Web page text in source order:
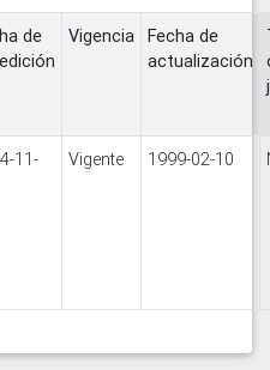
de
Vigencia
Fecha de
actualización
11-
Vigente 1999-02-10